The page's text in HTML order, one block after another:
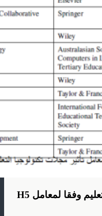
ترتيب أعلى مجلات تكنولوجيا التعليم وفقا لمعامل H5